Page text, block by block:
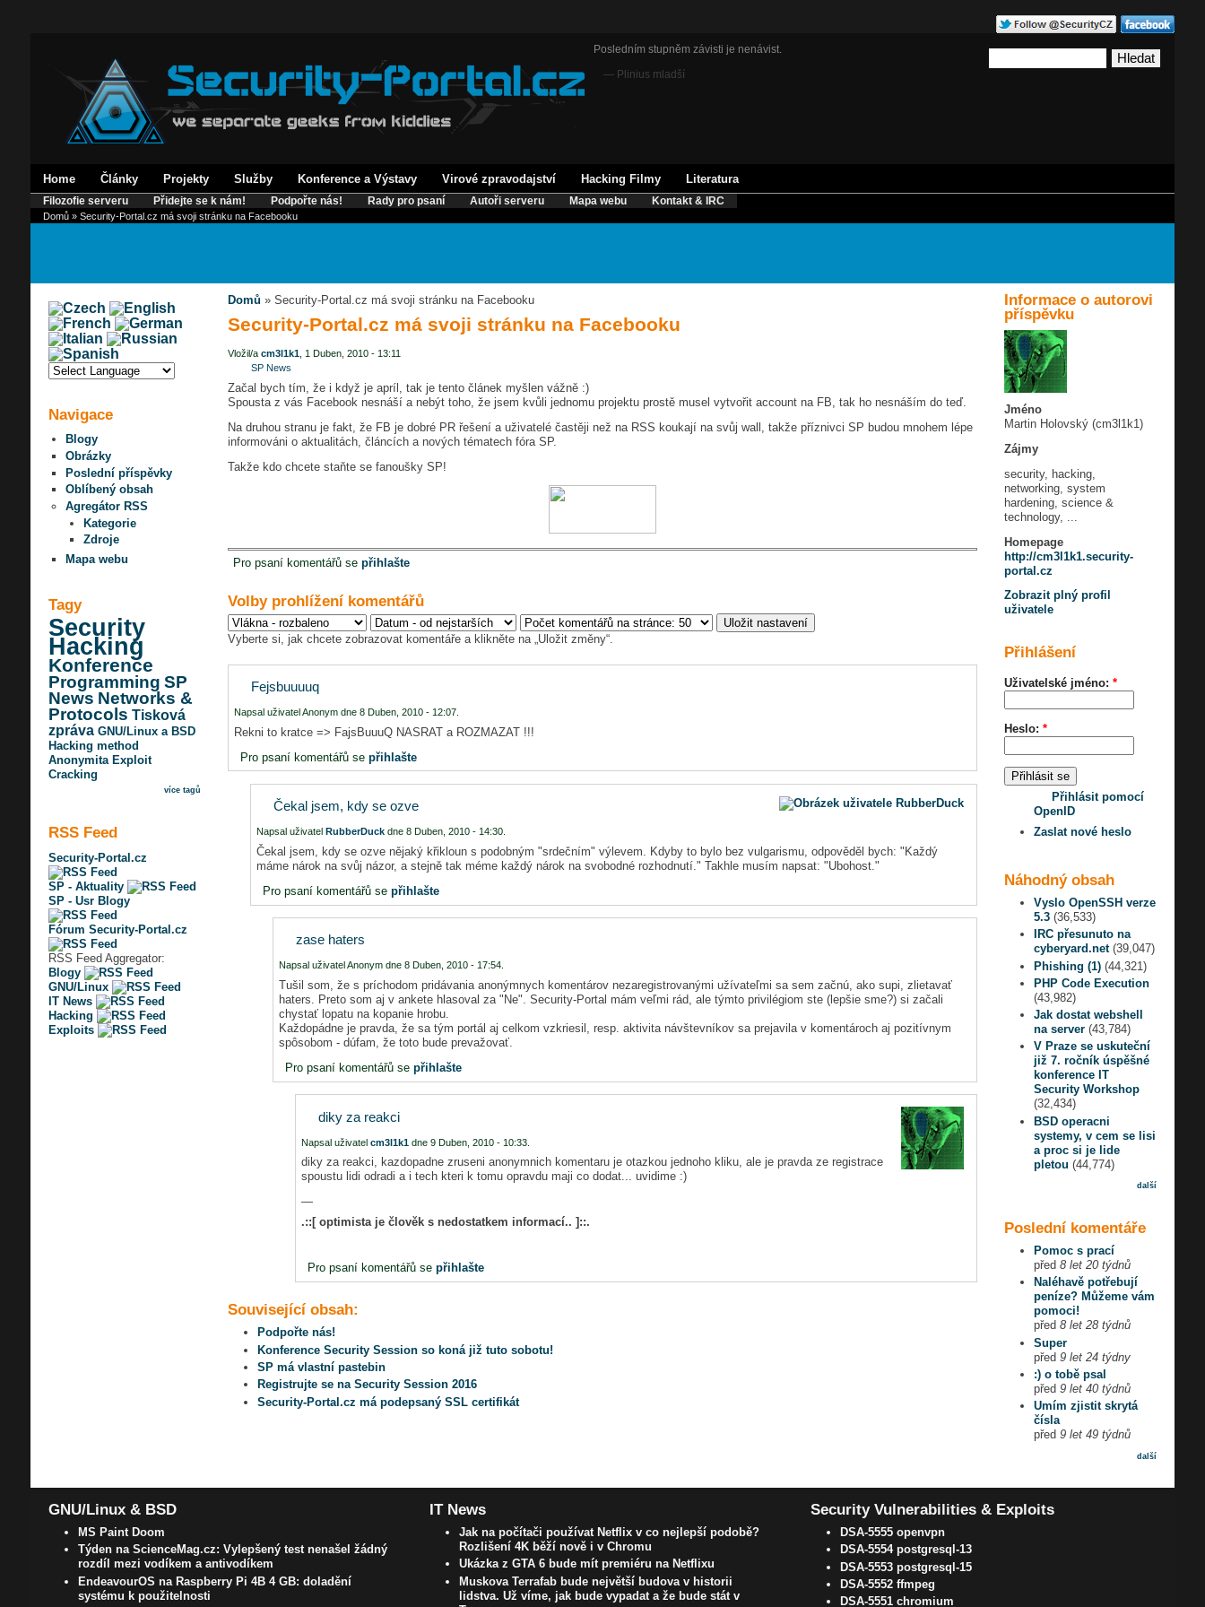
Posledním stupněm závisti je nenávist.
— Plinius mladší
Home Články Projekty Služby Konference a Výstavy Virové zpravodajství Hacking Filmy Literatura
Filozofie serveru Přidejte se k nám! Podpořte nás! Rady pro psaní Autoři serveru Mapa webu Kontakt & IRC
Domů» Security-Portal.cz má svoji stránku na Facebooku
Navigace
Blogy
Obrázky
Poslední příspěvky
Oblíbený obsah
Agregátor RSS
Kategorie
Zdroje
Mapa webu
Tagy
Security
Hacking
Konference
Programming SP
News Networks &
Protocols Tisková
zpráva GNU/Linux a BSD
Hacking method
Anonymita Exploit
Cracking
více tagů
RSS Feed
Security-Portal.cz
SP - Aktuality
SP - Usr Blogy
Fórum Security-Portal.cz
RSS Feed Aggregator:
Blogy
GNU/Linux
IT News
Hacking
Exploits
Domů » Security-Portal.cz má svoji stránku na Facebooku
Security-Portal.cz má svoji stránku na Facebooku
Vložil/a cm3l1k1, 1 Duben, 2010 - 13:11
SP News
Začal bych tím, že i když je apríl, tak je tento článek myšlen vážně :)
Spousta z vás Facebook nesnáší a nebýt toho, že jsem kvůli jednomu projektu prostě musel vytvořit account na FB, tak ho nesnáším do teď.
Na druhou stranu je fakt, že FB je dobré PR řešení a uživatelé častěji než na RSS koukají na svůj wall, takže příznivci SP budou mnohem lépe
informováni o aktualitách, článcích a nových tématech fóra SP.
Takže kdo chcete staňte se fanoušky SP!
Pro psaní komentářů sepřihlašte
Volby prohlížení komentářů
Vyberte si, jak chcete zobrazovat komentáře a klikněte na „Uložit změny“.
Fejsbuuuuq
Napsal uživatel Anonym dne 8 Duben, 2010 - 12:07.
Rekni to kratce => FajsBuuuQ NASRAT a ROZMAZAT !!!
Pro psaní komentářů se přihlašte
Čekal jsem, kdy se ozve
Napsal uživatel RubberDuck dne 8 Duben, 2010 - 14:30.
Čekal jsem, kdy se ozve nějaký křikloun s podobným "srdečním" výlevem. Kdyby to bylo bez vulgarismu, odpověděl bych: "Každý
máme nárok na svůj názor, a stejně tak méme každý nárok na svobodné rozhodnutí." Takhle musím napsat: "Ubohost."
Pro psaní komentářů se přihlašte
zase haters
Napsal uživatel Anonym dne 8 Duben, 2010 - 17:54.
Tušil som, že s príchodom pridávania anonýmnych komentárov nezaregistrovanými užívateľmi sa sem začnú, ako supi, zlietavať
haters. Preto som aj v ankete hlasoval za "Ne". Security-Portal mám veľmi rád, ale týmto privilégiom ste (lepšie sme?) si začali
chystať lopatu na kopanie hrobu.
Každopádne je pravda, že sa tým portál aj celkom vzkriesil, resp. aktivita návštevníkov sa prejavila v komentároch aj pozitívnym
spôsobom - dúfam, že toto bude prevažovať.
Pro psaní komentářů se přihlašte
diky za reakci
Napsal uživatelcm3l1k1 dne 9 Duben, 2010 - 10:33.
diky za reakci, kazdopadne zruseni anonymnich komentaru je otazkou jednoho kliku, ale je pravda ze registrace
spoustu lidi odradi a i tech kteri k tomu opravdu maji co dodat... uvidime :)
—
.::[ optimista je člověk s nedostatkem informací.. ]::.
Pro psaní komentářů se přihlašte
Související obsah:
Podpořte nás!
Konference Security Session so koná již tuto sobotu!
SP má vlastní pastebin
Registrujte se na Security Session 2016
Security-Portal.cz má podepsaný SSL certifikát
Informace o autorovi
příspěvku
Jméno
Martin Holovský (cm3l1k1)
Zájmy
security, hacking,
networking, system
hardening, science &
technology, ...
Homepage
http://cm3l1k1.security-
portal.cz
Zobrazit plný profil
uživatele
Přihlášení
Uživatelské jméno: *
Heslo: *
Přihlásit pomocí
OpenID
Zaslat nové heslo
Náhodný obsah
Vyslo OpenSSH verze
5.3 (36,533)
IRC přesunuto na
cyberyard.net (39,047)
Phishing (1) (44,321)
PHP Code Execution
(43,982)
Jak dostat webshell
na server (43,784)
V Praze se uskuteční
již 7. ročník úspěšné
konference IT
Security Workshop
(32,434)
BSD operacni
systemy, v cem se lisi
a proc si je lide
pletou (44,774)
další
Poslední komentáře
Pomoc s prací
před 8 let 20 týdnů
Naléhavě potřebují
peníze? Můžeme vám
pomoci!
před 8 let 28 týdnů
Super
před 9 let 24 týdny
:) o tobě psal
před 9 let 40 týdnů
Umím zjistit skrytá
čísla
před 9 let 49 týdnů
další
GNU/Linux & BSD
MS Paint Doom
Týden na ScienceMag.cz: Vylepšený test nenašel žádný
rozdíl mezi vodíkem a antivodíkem
EndeavourOS na Raspberry Pi 4B 4 GB: doladění
systému k použitelnosti
IT News
Jak na počítači používat Netflix v co nejlepší podobě?
Rozlišení 4K běží nově i v Chromu
Ukázka z GTA 6 bude mít premiéru na Netflixu
Muskova Terrafab bude největší budova v historii
lidstva. Už víme, jak bude vypadat a že bude stát v
Security Vulnerabilities & Exploits
DSA-5555 openvpn
DSA-5554 postgresql-13
DSA-5553 postgresql-15
DSA-5552 ffmpeg
DSA-5551 chromium